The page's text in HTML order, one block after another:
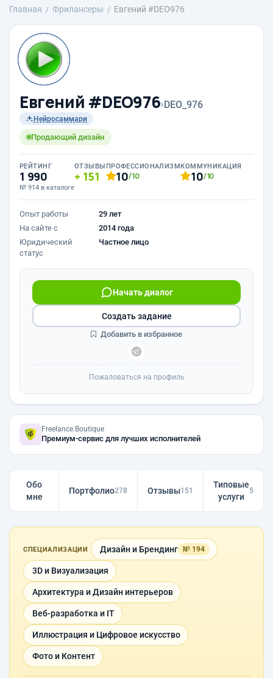
Главная Фрилансеры Евгений #DEO976
Евгений #DEO976›DEO_976
Нейросаммари
Продающий дизайн
РЕЙТИНГ
1 990
№ 914 в каталоге
ОТЗЫВЫ
151
ПРОФЕССИОНАЛИЗМ
10/10
КОММУНИКАЦИЯ
10/10
Опыт работы
29 лет
На сайте с
2014 года
Юридический
статус
Частное лицо
Начать диалог
Создать задание
Добавить в избранное
Пожаловаться на профиль
Freelance.Boutique
Премиум-сервис для лучших исполнителей
Обо
мне
Портфолио278 Отзывы151
Типовые
услуги
5
СПЕЦИАЛИЗАЦИИ Дизайн и Брендинг № 194
3D и Визуализация
Архитектура и Дизайн интерьеров
Веб-разработка и IT
Иллюстрация и Цифровое искусство
Фото и Контент